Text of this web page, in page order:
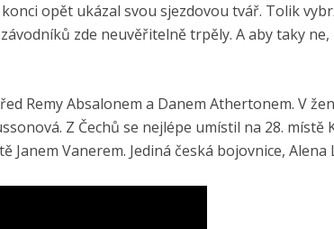
opět ukázal svou sjezdovou tvář. Tolik
zde neuvěřitelně trpěly. A aby taky ne,
Remy Absalonem a Danem Athertonem. V
Z Čechů se nejlépe umístil na 28. místě
Janem Vanerem. Jediná česká bojovnice,